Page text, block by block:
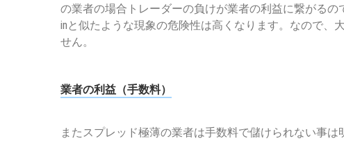
の業者の場合トレーダーの負けが業者の利益に繋がるの
inと似たような現象の危険性は高くなります。なので、
せん。
業者の利益（手数料）
またスプレッド極薄の業者は手数料で儲けられない事